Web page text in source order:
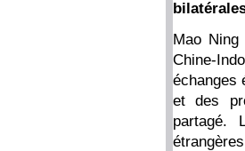
Mao
Chine-
échanges
et des
partagé.